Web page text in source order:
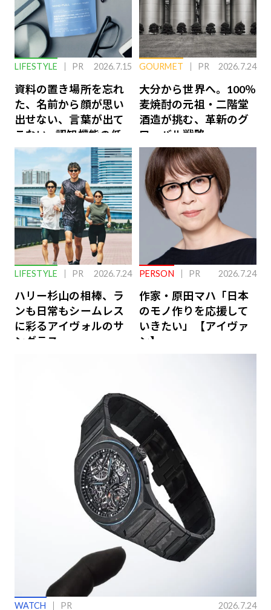
LIFESTYLE PR 2026.7.15
資料の置き場所を忘れ
た、名前から顔が思い
出せない、言葉が出て
こない…認知機能の低
下を救う、脳のインナ
ーケアとは
GOURMET PR 2026.7.24
大分から世界へ。100％
麦焼酎の元祖・二階堂
酒造が挑む、革新のグ
ローバル戦略
LIFESTYLE PR 2026.7.24
ハリー杉山の相棒、ラ
ンも日常もシームレス
に彩るアイヴォルのサ
ングラス
PERSON PR 2026.7.24
作家・原田マハ「日本
のモノ作りを応援して
いきたい」【アイヴァ
ン】
WATCH PR 2026.7.24